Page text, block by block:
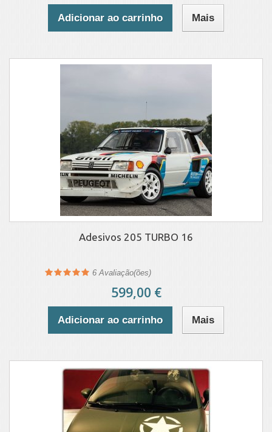
Adicionar ao carrinho Mais
Adesivos 205 TURBO 16
6 Avaliação(ões)
599,00 €
Adicionar ao carrinho Mais